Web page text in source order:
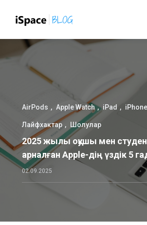
AirPods Apple Watch iPad iPhone
Лайфхактар Шолулар
2025 жылы оқушы мен
арналған Apple-дің үздік 5
02.09.2025